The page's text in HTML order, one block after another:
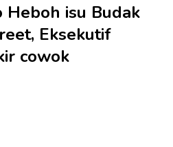
isu Budak
Eksekutif
cowok